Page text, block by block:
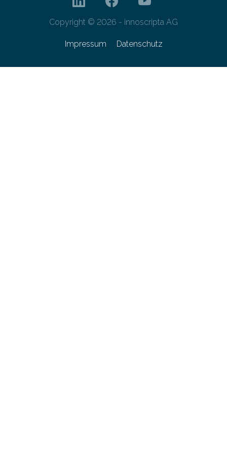
Copyright © 2026 - innoscripta AG
Impressum Datenschutz